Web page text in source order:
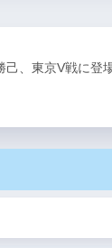
己、東京V戦に登